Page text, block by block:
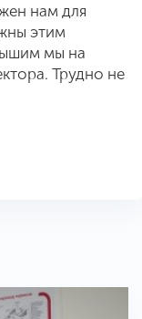
нам для
этим
мы на
Трудно не